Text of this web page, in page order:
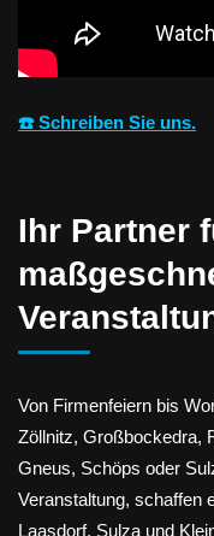
☎️ Schreiben Sie uns.
Ihr Partner
Von Firmenfeiern bis
Zöllnitz, Großbockedra,
Gneus, Schöps oder
Veranstaltung, schaffen
Laasdorf, Sulza und